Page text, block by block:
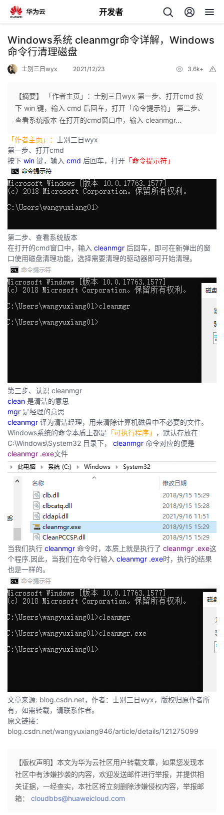
开发者
返
回
个
人
主
页
我
的
开
者
我
的
我
子
直
播
的
活
动
我
的
关
注
我
的
开
发
堂
我
课
的
我
验
收
藏
我
的
Programs
我
的
我
的
技
术
支
我
的
云
声
议
Windows系统 cleanmgr命令详解，Windows
命令行清理磁盘
士别三日wyx 2021/12/23 3.6k+
【摘要】 「作者主页」：士别三日wyx 第一步、打开cmd 按
下 win 键，输入 cmd 后回车，打开「命令提示符」 第二步、
查看系统版本 在打开的cmd窗口中，输入 cleanmgr...
「作者主页」： 士别三日wyx
第一步、打开cmd
按下 win 键，输入 cmd 后回车，打开 「命令提示符」
第二步、查看系统版本
在打开的cmd窗口中，输入 cleanmgr 后回车，即可在新弹出的窗
口使用磁盘清理功能，选择需要清理的驱动器即可开始清理。
第三步、认识 cleanmgr
clean 是清洁的意思
mgr 是经理的意思
cleanmgr 译为清洁经理，用来清除计算机磁盘中不必要的文件。
Windows系统的命令本质上都是 「可执行程序」
，默认存放在
C:\Windows\System32 目录下，
cleanmgr 命令对应的便是
cleanmgr .exe文件
当我们执行 cleanmgr 命令时，本质上就是执行了 cleanmgr .exe这
个程序.因此，当我们在命令行输入 cleanmgr .exe时，执行的结果
也是一样的。
文章来源: blog.csdn.net，作者：士别三日wyx，版权归原作者所
有，如需转载，请联系作者。
原文链接：
blog.csdn.net/wangyuxiang946/article/details/121275099
【版权声明】本文为华为云社区用户转载文章，如果您发现本
社区中有涉嫌抄袭的内容，欢迎发送邮件进行举报，并提供相
关证据，一经查实，本社区将立刻删除涉嫌侵权内容，举报邮
箱： cloudbbs@huaweicloud.com